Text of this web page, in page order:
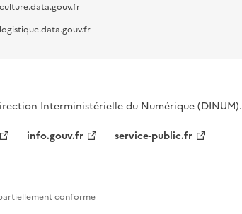
culture.data.gouv.fr
logistique.data.gouv.fr
Interministérielle du Numérique (DINUM).
info.gouv.fr service-public.fr
conforme